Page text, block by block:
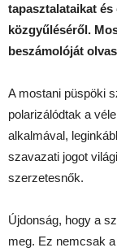
tapasztalataikat
közgyűléséről.
beszámolóját
A mostani püspöki
polarizálódtak a
alkalmával,
szavazati jogot
szerzetesnők.
Újdonság, hogy a
meg. Ez nemcsak